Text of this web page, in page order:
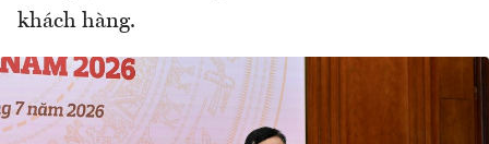
khách hàng.